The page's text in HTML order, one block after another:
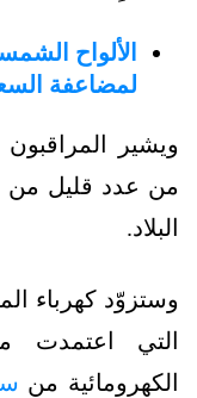
الألواح
لمضاعفة
ويشير
من عدد قليل
البلاد.
وستزوّد كهرباء
التي اعتمدت
الكهرومائية من